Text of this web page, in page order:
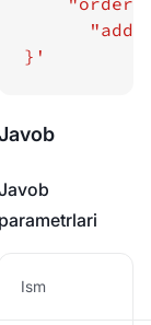
}'
parametrlari
Ism